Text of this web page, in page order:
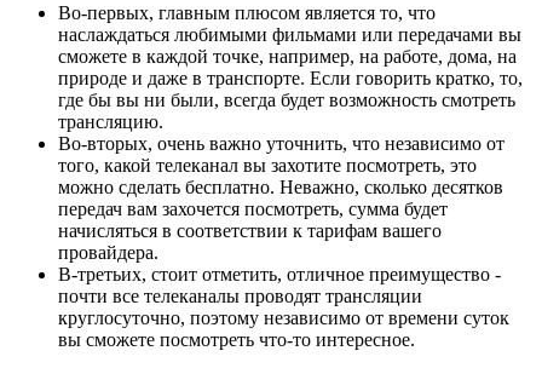
Во-первых, главным плюсом является то, что
наслаждаться любимыми фильмами или передачами вы
сможете в каждой точке, например, на работе, дома, на
природе и даже в транспорте. Если говорить кратко, то,
где бы вы ни были, всегда будет возможность смотреть
трансляцию.
Во-вторых, очень важно уточнить, что независимо от
того, какой телеканал вы захотите посмотреть, это
можно сделать бесплатно. Неважно, сколько десятков
передач вам захочется посмотреть, сумма будет
начисляться в соответствии к тарифам вашего
провайдера.
В-третьих, стоит отметить, отличное преимущество -
почти все телеканалы проводят трансляции
круглосуточно, поэтому независимо от времени суток
вы сможете посмотреть что-то интересное.